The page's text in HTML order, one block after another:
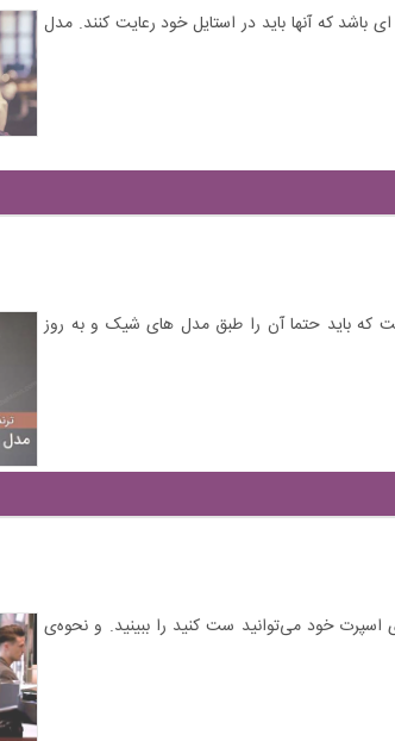
که آنها باید در استایل خود رعایت کنند. مدل
که باید حتما آن را طبق مدل های شیک و به روز
را که با تمام استایل‌های اسپرت خود می‌توانید ست کنید را ببینید. و نحوه‌ی